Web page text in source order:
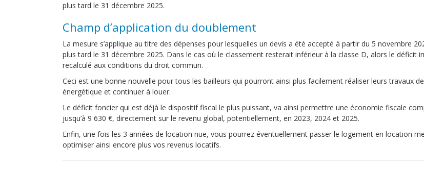
plus tard le 31 décembre 2025.
Champ d’application du doublement
La mesure s’applique au titre des dépenses pour lesquelles un devis a été accepté à partir du 5 novembre
plus tard le 31 décembre 2025. Dans le cas où le classement resterait inférieur à la classe D, alors le déficit
recalculé aux conditions du droit commun.
Ceci est une bonne nouvelle pour tous les bailleurs qui pourront ainsi plus facilement réaliser leurs travaux
énergétique et continuer à louer.
Le déficit foncier qui est déjà le dispositif fiscal le plus puissant, va ainsi permettre une économie fiscale
jusqu’à 9 630 €, directement sur le revenu global, potentiellement, en 2023, 2024 et 2025.
Enfin, une fois les 3 années de location nue, vous pourrez éventuellement passer le logement en location
optimiser ainsi encore plus vos revenus locatifs.